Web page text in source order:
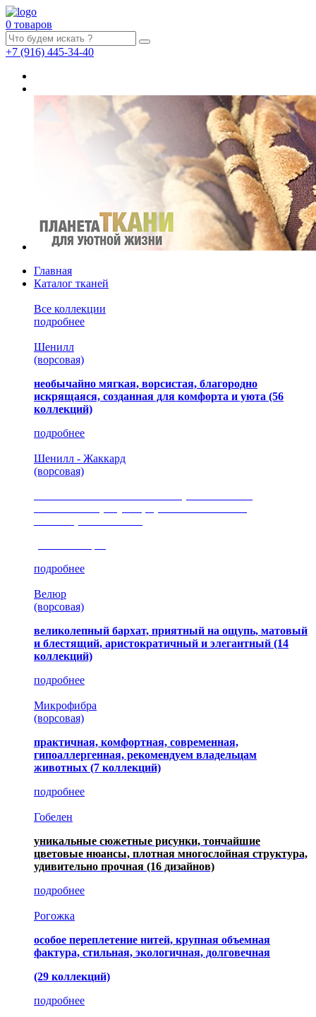
0 товаров
+7 (916) 445-34-40
Главная
Каталог тканей
Все коллекции
подробнее
Шенилл
(ворсовая)
необычайно мягкая, ворсистая, благородно
искрящаяся, созданная для комфорта и уюта (56
коллекций)
подробнее
Шенилл - Жаккард
(ворсовая)
подробнее
Велюр
(ворсовая)
великолепный бархат, приятный на ощупь, матовый
и блестящий, аристократичный и элегантный (14
коллекций)
подробнее
Микрофибра
(ворсовая)
практичная, комфортная, современная,
гипоаллергенная, рекомендуем владельцам
животных (7 коллекций)
подробнее
Гобелен
уникальные сюжетные рисунки, тончайшие
цветовые нюансы, плотная многослойная структура,
удивительно прочная (16 дизайнов)
подробнее
Рогожка
особое переплетение нитей, крупная объемная
фактура, стильная, экологичная, долговечная
(29 коллекций)
подробнее